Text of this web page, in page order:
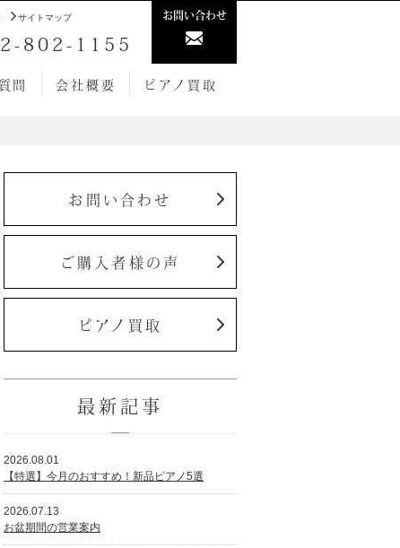
サイトマップ
802-1155
お問い合わせ
問 会社概要 ピアノ買取
お問い合わせ
ご購入者様の声
ピアノ買取
最新記事
2026.08.01
【特選】今月のおすすめ！新品ピアノ5選
2026.07.13
お盆期間の営業案内